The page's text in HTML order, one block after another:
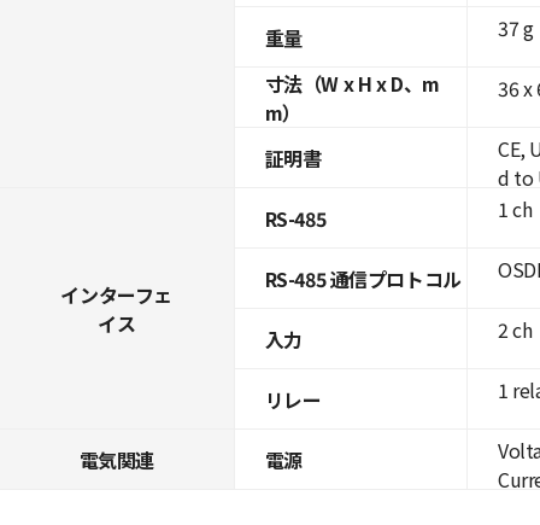
重量
寸法（W x H x D、m
m）
証明書
インターフェ
イス
RS-485
RS-485 通信プロトコル
入力
リレー
電気関連 電源
37 g
36 x
CE,
d to
1 ch
2 ch
1